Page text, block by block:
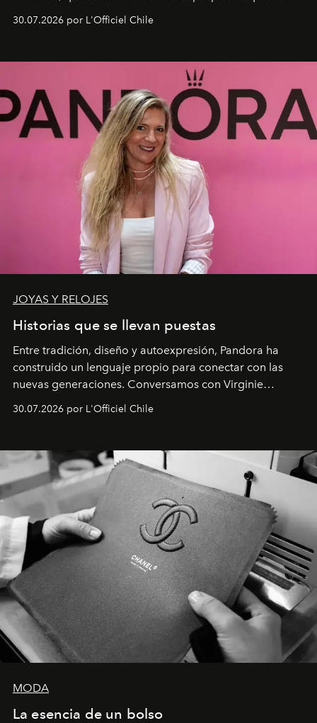
30.07.2026 por L'Officiel Chile
JOYAS Y RELOJES
Historias que se llevan puestas
Entre tradición, diseño y autoexpresión, Pandora ha
construido un lenguaje propio para conectar con las
nuevas generaciones. Conversamos con Virginie
Latinoamérica, sobre identidad, cultura y el valor
30.07.2026 por L'Officiel Chile
MODA
La esencia de un bolso